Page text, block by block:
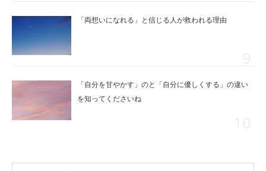
「両想いになれる」と信じる人が救われる理由
「自分を甘やかす」のと「自分に優しくする」の違い
を知ってくださいね